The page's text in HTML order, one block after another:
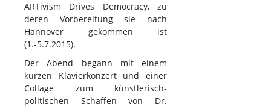
ARTivism Drives Democracy, zu
deren Vorbereitung sie nach
Hannover gekommen ist
(1.-5.7.2015).
Der Abend begann mit einem
kurzen Klavierkonzert und einer
Collage zum künstlerisch-
politischen Schaffen von Dr.